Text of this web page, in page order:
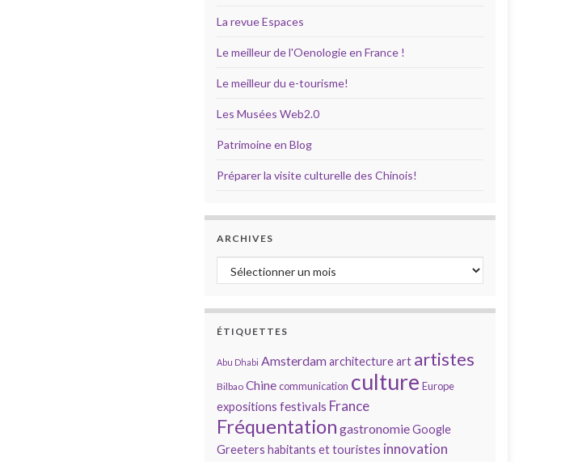
La revue Espaces
Le meilleur de l'Oenologie en France !
Le meilleur du e-tourisme!
Les Musées Web2.0
Patrimoine en Blog
Préparer la visite culturelle des Chinois!
ARCHIVES
Archives
ÉTIQUETTES
Abu Dhabi Amsterdamarchitectureart artistes
Bilbao Chinecommunication culture Europe
expositions festivals France
Fréquentation gastronomieGoogle
Greeters habitants et touristes innovation